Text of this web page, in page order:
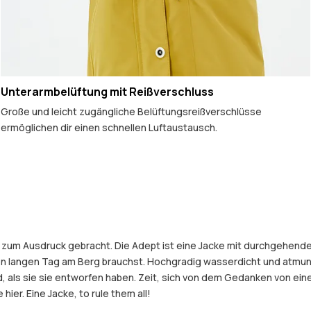
Unterarmbelüftung mit Reißverschluss
Große und leicht zugängliche Belüftungsreißverschlüsse
ermöglichen dir einen schnellen Luftaustausch.
Ausdruck gebracht. Die Adept ist eine Jacke mit
Tag am Berg brauchst. Hochgradig wasserdicht und
sie sie entworfen haben. Zeit, sich von dem Gedanken von
Eine Jacke, to rule them all!